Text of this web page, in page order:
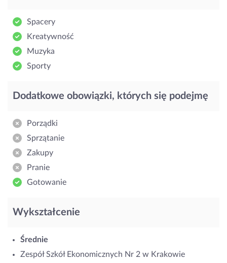
Spacery
Kreatywność
Muzyka
Sporty
Dodatkowe obowiązki, których się podejmę
Porządki
Sprzątanie
Zakupy
Pranie
Gotowanie
Wykształcenie
Średnie
Zespół Szkół Ekonomicznych Nr 2 w Krakowie